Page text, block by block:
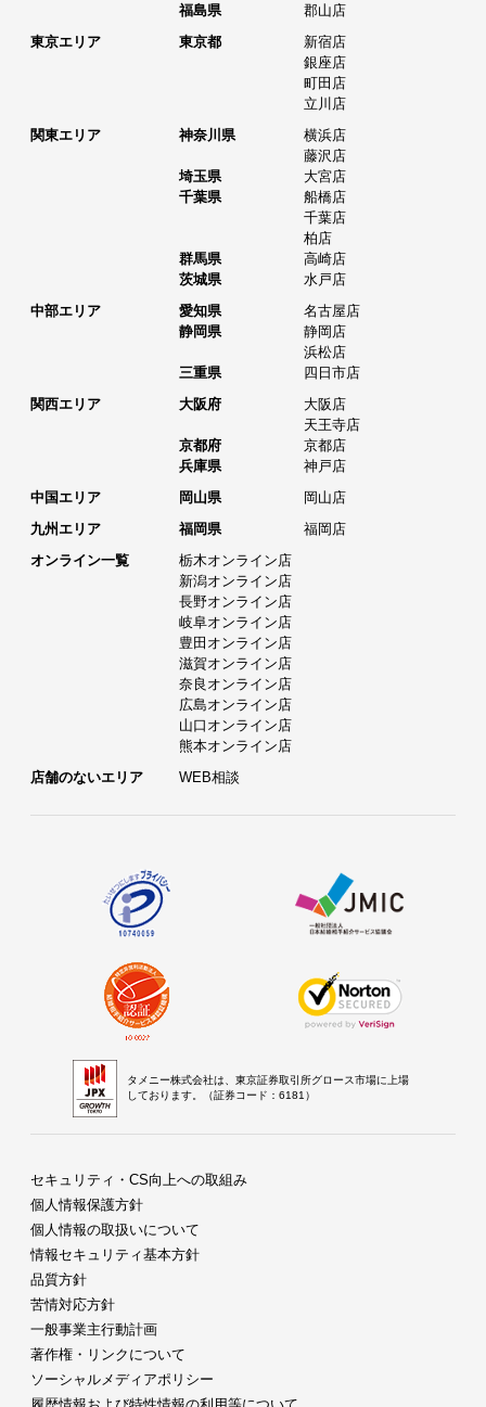
福島県
郡山店
東京エリア
東京都
新宿店
銀座店
町田店
立川店
関東エリア
神奈川県
横浜店
藤沢店
埼玉県
大宮店
千葉県
船橋店
千葉店
柏店
群馬県
高崎店
茨城県
水戸店
中部エリア
愛知県
名古屋店
静岡県
静岡店
浜松店
三重県
四日市店
関西エリア
大阪府
大阪店
天王寺店
京都府
京都店
兵庫県
神戸店
中国エリア
岡山県
岡山店
九州エリア
福岡県
福岡店
オンライン一覧
栃木オンライン店
新潟オンライン店
長野オンライン店
岐阜オンライン店
豊田オンライン店
滋賀オンライン店
奈良オンライン店
広島オンライン店
山口オンライン店
熊本オンライン店
店舗のないエリア
WEB相談
タメニー株式会社は、東京証券取引所グロース市場に上場
しております。（証券コード：6181）
セキュリティ・CS向上への取組み
個人情報保護方針
個人情報の取扱いについて
情報セキュリティ基本方針
品質方針
苦情対応方針
一般事業主行動計画
著作権・リンクについて
ソーシャルメディアポリシー